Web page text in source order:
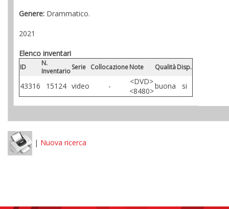
Genere: Drammatico.
2021
Elenco inventari
ID
N.
InventarioSerie CollocazioneNote QualitàDisp.
43316 15124 video -
<DVD>
<8480>
buona si
| Nuova ricerca